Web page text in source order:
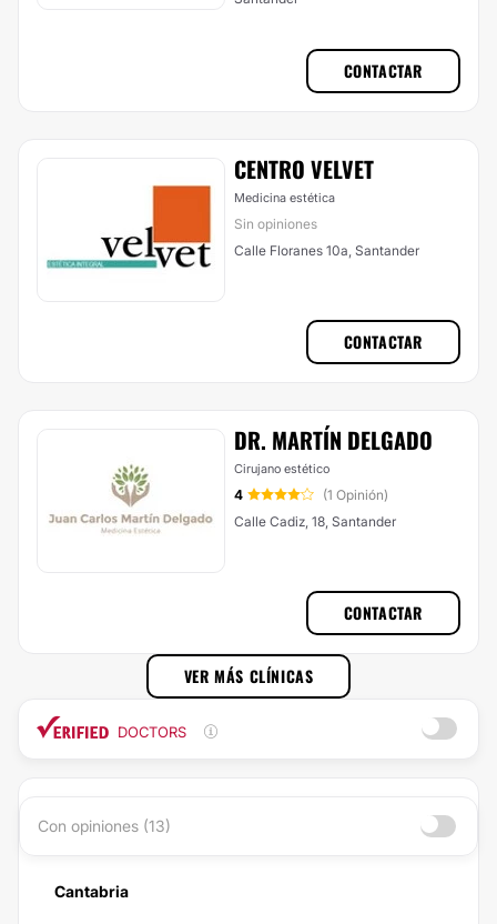
CONTACTAR
CENTRO VELVET
Medicina estética
Sin opiniones
Calle Floranes 10a, Santander
CONTACTAR
DR. MARTÍN DELGADO
Cirujano estético
4
(1 Opinión)
Calle Cadiz, 18, Santander
CONTACTAR
VER MÁS CLÍNICAS
DOCTORS
Con opiniones (13)
Cantabria